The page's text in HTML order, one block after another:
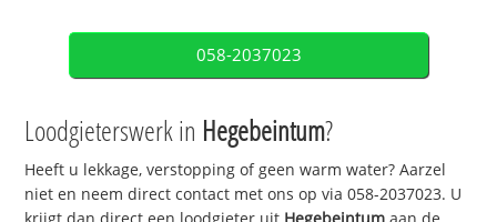
058-2037023
Loodgieterswerk in Hegebeintum?
Heeft u lekkage, verstopping of geen warm water? Aarzel
niet en neem direct contact met ons op via 058-2037023. U